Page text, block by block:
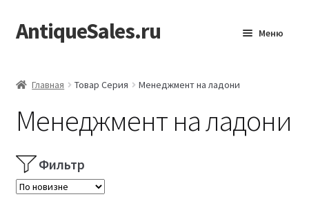
Перейти
к
Перейти
к
AntiqueSales.ru Меню
Главная Товар Серия Менеджмент на ладони
Менеджмент на ладони
Фильтр